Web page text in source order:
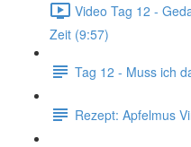
Video Tag 12 -
Zeit (9:57)
Tag 12 - Muss ich
Rezept: Apfelmus